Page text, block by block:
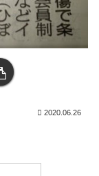
2020.06.26